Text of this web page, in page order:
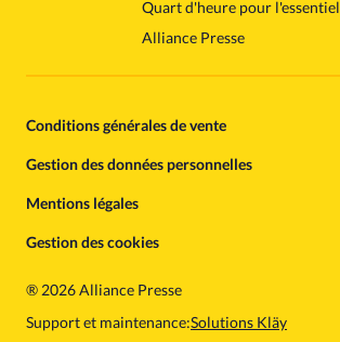
Quart d'heure pour l'essentiel
Alliance Presse
Conditions générales de vente
Gestion des données personnelles
Mentions légales
Gestion des cookies
® 2026 Alliance Presse
Support et maintenance:Solutions Kläy